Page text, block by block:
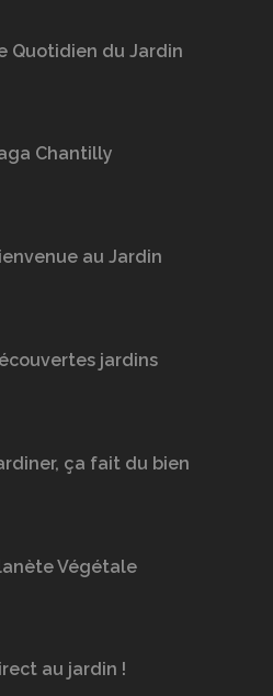
Quotidien du Jardin
Chantilly
au Jardin
jardins
ça fait du bien
Végétale
au jardin !